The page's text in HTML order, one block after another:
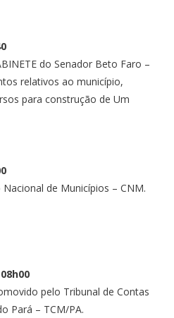
do Senador Beto Faro –
relativos ao município,
para construção de Um
de Municípios – CNM.
pelo Tribunal de Contas
Pará – TCM/PA.